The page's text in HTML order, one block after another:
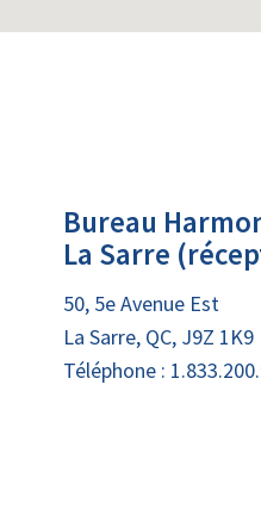
Bureau
La Sarre
50, 5e Avenue Est
La Sarre, QC, J9Z 1K9
Téléphone :